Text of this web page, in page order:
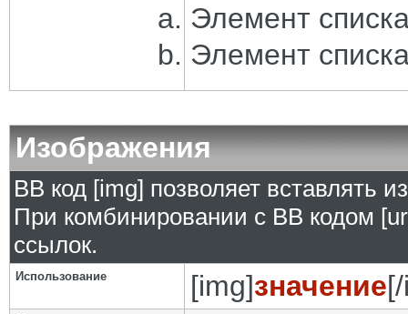
Элемент
Элемент
Изображения
BB код [img] позволяет вставлять
При комбинировании с BB кодом
ссылок.
Использование [img]значение